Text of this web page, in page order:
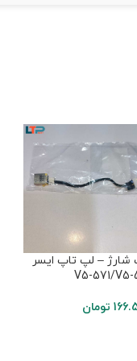
– لپ تاپ ایسر
V5-571/V5-
تومان